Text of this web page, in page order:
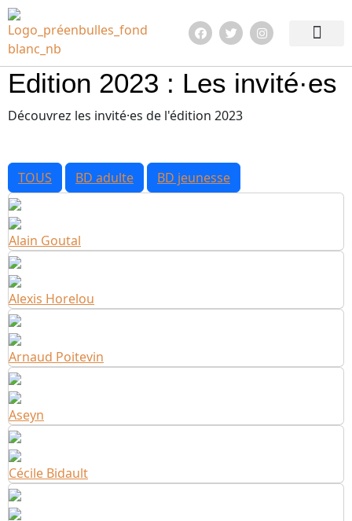
Edition 2023 : Les invité·es
Découvrez les invité·es de l'édition 2023
TOUS BD adulte BD jeunesse
Alain Goutal
Alexis Horelou
Arnaud Poitevin
Aseyn
Cécile Bidault